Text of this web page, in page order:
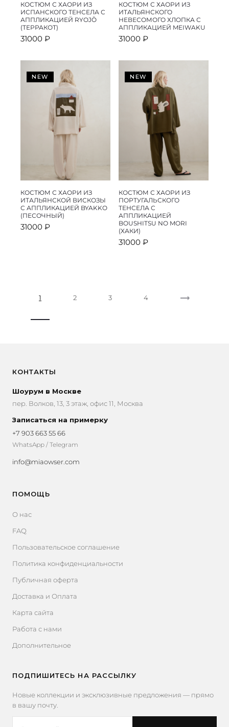
КОСТЮМ С ХАОРИ ИЗ
ИСПАНСКОГО ТЕНСЕЛА С
АППЛИКАЦИЕЙ RYOJŌ
(ТЕРРАКОТ)
31000 ₽
КОСТЮМ С ХАОРИ ИЗ
ИТАЛЬЯНСКОГО
НЕВЕСОМОГО ХЛОПКА С
АППЛИКАЦИЕЙ MEIWAKU
31000 ₽
NEW
КОСТЮМ С ХАОРИ ИЗ
ИТАЛЬЯНСКОЙ ВИСКОЗЫ
С АППЛИКАЦИЕЙ BYAKKO
(ПЕСОЧНЫЙ)
31000 ₽
NEW
КОСТЮМ С ХАОРИ ИЗ
ПОРТУГАЛЬСКОГО
ТЕНСЕЛА С
АППЛИКАЦИЕЙ
BOUSHITSU NO MORI
(ХАКИ)
31000 ₽
1 2 3 4
КОНТАКТЫ
Шоурум в Москве
пер. Волков, 13, 3 этаж, офис 11, Москва
Записаться на примерку
+7 903 663 55 66
WhatsApp / Telegram
info@miaowser.com
ПОМОЩЬ
О нас
FAQ
Пользовательское соглашение
Политика конфиденциальности
Публичная оферта
Доставка и Оплата
Карта сайта
Работа с нами
Дополнительное
ПОДПИШИТЕСЬ НА РАССЫЛКУ
Новые коллекции и эксклюзивные предложения — прямо
в вашу почту.